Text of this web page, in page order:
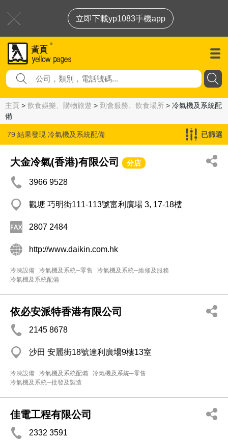
立即下載yp1083手機app
主頁 > 飲食娛樂、購物旅遊 > 到會服務、飲食場所 > 冷氣機及系統配
備
79 結果發現 冷氣機及系統配備 已篩選
大金冷氣(香港)有限公司 分店
3966 9528
觀塘 巧明街111-113號富利廣場 3, 17-18樓
2807 2484
http://www.daikin.com.hk
冷凍設備 冷氣機及系統─零售
冷氣機及系統─維修及服務
冷氣機及系統配備
依必安派特香港有限公司
2145 8678
沙田 安麗街18號達利廣場9樓13室
冷凍設備 冷氣機及系統配備
冷氣機及系統─零售
冷氣機及系統─批發及製造
佳電工程有限公司
2332 3591